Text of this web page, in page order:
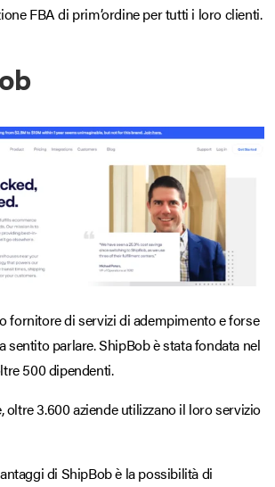
FBA di prim’ordine per tutti i loro clienti.
fornitore di servizi di adempimento e forse
sentito parlare. ShipBob è stata fondata nel
500 dipendenti.
oltre 3.600 aziende utilizzano il loro servizio
di ShipBob è la possibilità di